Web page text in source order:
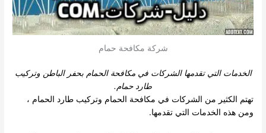
شركة مكافحة حمام
الخدمات التي تقدمها الشركات في مكافحة الحمام بحفر الباطن وتركيب
طارد حمام.
تهتم الكثير من الشركات في مكافحة الحمام وتركيب طارد الحمام ،
ومن هذه الخدمات التي تقدمها.